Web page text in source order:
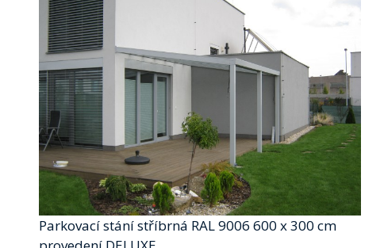
Parkovací stání stříbrná RAL 9006 600 x 300 cm